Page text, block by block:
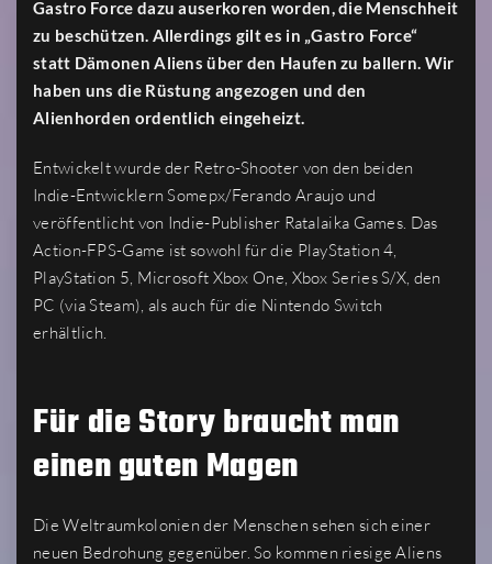
Gastro Force dazu auserkoren worden, die Menschheit
zu beschützen. Allerdings gilt es in „Gastro Force“
statt Dämonen Aliens über den Haufen zu ballern. Wir
haben uns die Rüstung angezogen und den
Alienhorden ordentlich eingeheizt.
Entwickelt wurde der Retro-Shooter von den beiden
Indie-Entwicklern Somepx/Ferando Araujo und
veröffentlicht von Indie-Publisher Ratalaika Games. Das
Action-FPS-Game ist sowohl für die PlayStation 4,
PlayStation 5, Microsoft Xbox One, Xbox Series S/X, den
PC (via Steam), als auch für die Nintendo Switch
erhältlich.
Für die Story braucht man
einen guten Magen
Die Weltraumkolonien der Menschen sehen sich einer
neuen Bedrohung gegenüber. So kommen riesige Aliens